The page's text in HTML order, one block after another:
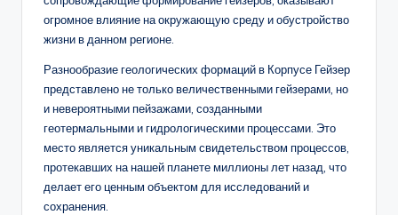
огромное влияние на окружающую среду и обустройство
жизни в данном регионе.
Разнообразие геологических формаций в Корпусе Гейзер
представлено не только величественными гейзерами, но
и невероятными пейзажами, созданными
геотермальными и гидрологическими процессами. Это
место является уникальным свидетельством процессов,
протекавших на нашей планете миллионы лет назад, что
делает его ценным объектом для исследований и
сохранения.